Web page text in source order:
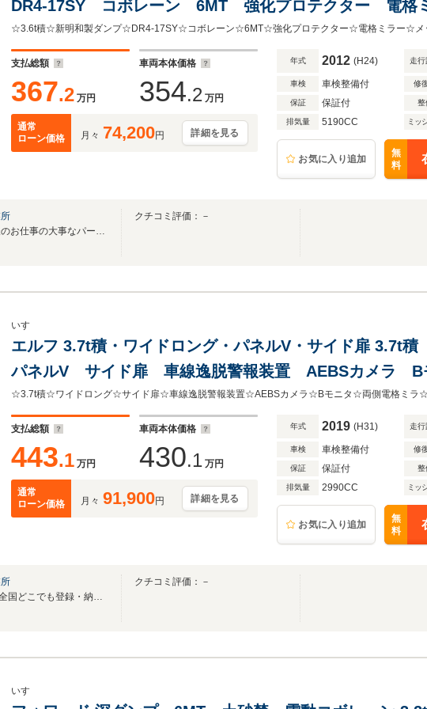
DR4-17SY コボレーン 6MT 強化プロテクター 電格
ーツ キーレス フォグ 荷台内寸 L3405 W2060 H341
支払総額
367.2 万円
車両本体価格
354.2 万円
通常
ローン価格
月々 74,200円 詳細を見る
年式 2012 (H24) 走行
車検 車検整備付 修
保証 保証付 整
排気量 5190CC ミッ
お気に入り追加
無
料
高品質車両を低価格で！！皆様のお仕事の大事なパートナーとして活躍できる1台を！！
クチコミ評価：－
いすゞ
エルフ 3.7t積・ワイドロング・パネルV・サイド扉 3.7t
パネルV サイド扉 車線逸脱警報装置 AEBSカメラ B
格ミラー ミラーヒーター 電動移動フロア(オートフロ
車 内寸 L4522 W2065 H1973
支払総額
443.1 万円
車両本体価格
430.1 万円
通常
ローン価格
月々 91,900円 詳細を見る
年式 2019 (H31) 走行
車検 車検整備付 修
保証 保証付 整
排気量 2990CC ミッ
お気に入り追加
無
料
総在庫200台以上（グループ）全国どこでも登録・納車致します！業者様も大歓迎です！
クチコミ評価：－
いすゞ